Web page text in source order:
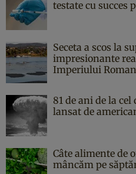
testate cu succes
Seceta a scos la
impresionante
Imperiului Roman
81 de ani de la
lansat de
Câte alimente de
mâncăm pe